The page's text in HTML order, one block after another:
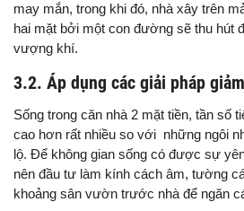
may mắn, trong khi đó, nhà xây trên
hai mặt bởi một con đường sẽ thu hút
vượng khí.
3.2. Áp dụng các giải pháp
Sống trong căn nhà 2 mặt tiền, tần số
cao hơn rất nhiều so với những ngôi
lộ. Để không gian sống có được sự
nên đầu tư làm kính cách âm, tường
khoảng sân vườn trước nhà để ngăn